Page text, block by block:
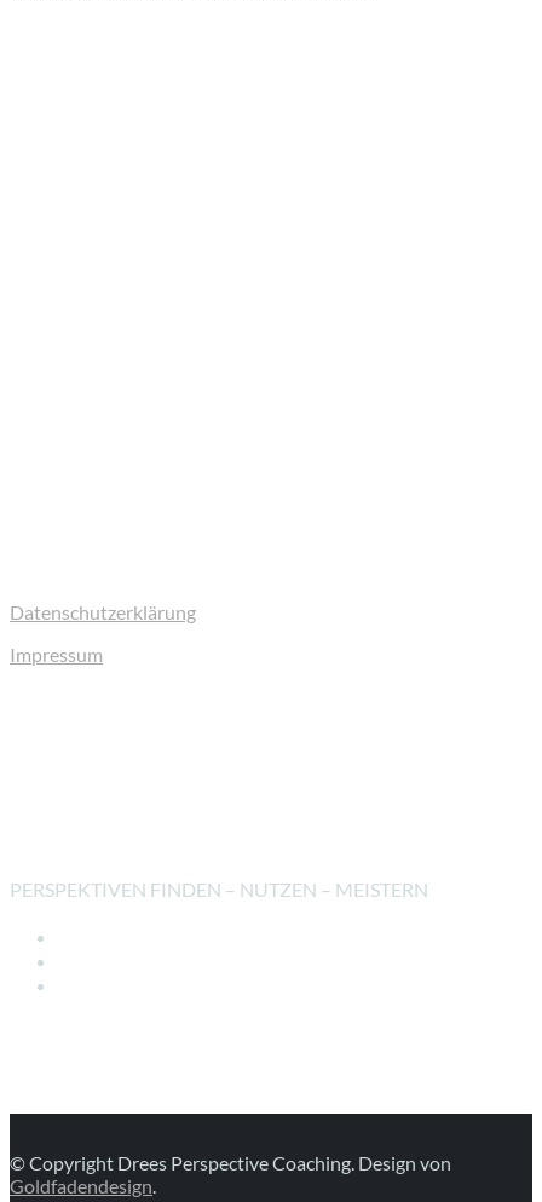
Datenschutzerklärung
Impressum
PERSPEKTIVEN FINDEN – NUTZEN – MEISTERN
© Copyright Drees Perspective Coaching. Design von
Goldfadendesign